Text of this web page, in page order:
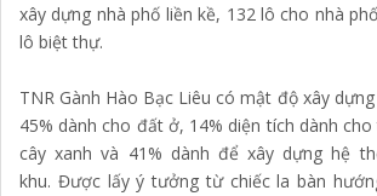
xây dựng nhà phố liền kề, 132 lô cho nhà
lô biệt thự.
TNR Gành Hào Bạc Liêu có mật độ xây
45% dành cho đất ở, 14% diện tích dành
cây xanh và 41% dành để xây dựng hệ
khu. Được lấy ý tưởng từ chiếc la bàn